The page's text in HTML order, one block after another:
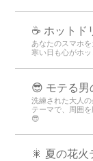
☕️ ホットド
あなたのスマホ
寒い日も心がホ
😎 モテる男
洗練された大人
テーマで、周囲
😎
🎇 夏の花火